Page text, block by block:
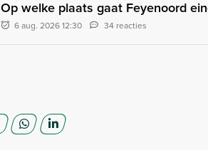
Op welke plaats gaat Feyenoord
6 aug. 2026 12:30 34 reacties